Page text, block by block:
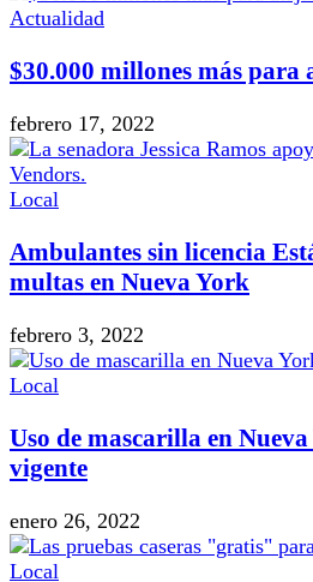
Actualidad
$30.000 millones más
febrero 17, 2022
Local
Ambulantes sin licencia
multas en Nueva York
febrero 3, 2022
Local
Uso de mascarilla en
vigente
enero 26, 2022
Local